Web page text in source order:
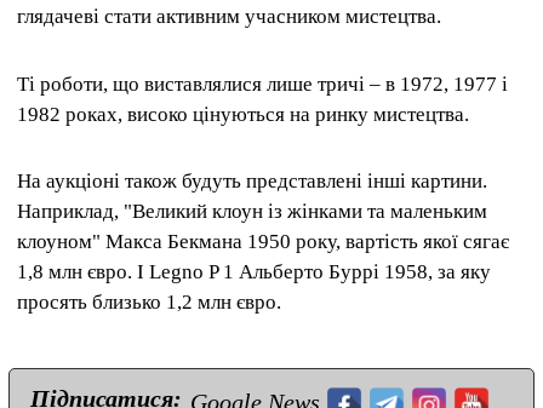
глядачеві стати активним учасником мистецтва.
Ті роботи, що виставлялися лише тричі – в 1972, 1977 і
1982 роках, високо цінуються на ринку мистецтва.
На аукціоні також будуть представлені інші картини.
Наприклад, "Великий клоун із жінками та маленьким
клоуном" Макса Бекмана 1950 року, вартість якої сягає
1,8 млн євро. І Legno P 1 Альберто Буррі 1958, за яку
просять близько 1,2 млн євро.
Підписатися: Google News